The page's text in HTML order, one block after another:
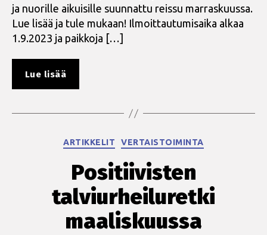
ja nuorille aikuisille suunnattu reissu marraskuussa.
Lue lisää ja tule mukaan! Ilmoittautumisaika alkaa
1.9.2023 ja paikkoja […]
Lue lisää
aukeavat
1.9.2023”
Kategoriat
ARTIKKELIT VERTAISTOIMINTA
Positiivisten
talviurheiluretki
maaliskuussa